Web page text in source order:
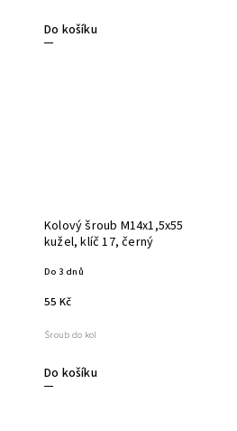
Do košíku
Kolový šroub M14x1,5x55
kužel, klíč 17, černý
Do 3 dnů
55 Kč
Do košíku
Šroub do kol